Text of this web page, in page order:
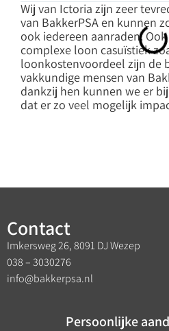
Wij van Ictoria zijn zeer
van BakkerPSA en kunnen
ook iedereen aanraden.
complexe loon casuïstiek
loonkostenvoordeel zijn de
vakkundige mensen van
dankzij hen kunnen we er
dat er zo veel mogelijk
Contact
Imkersweg 26, 8091 DJ Wezep
038 – 3030276
info@bakkerpsa.nl
Persoonlijke